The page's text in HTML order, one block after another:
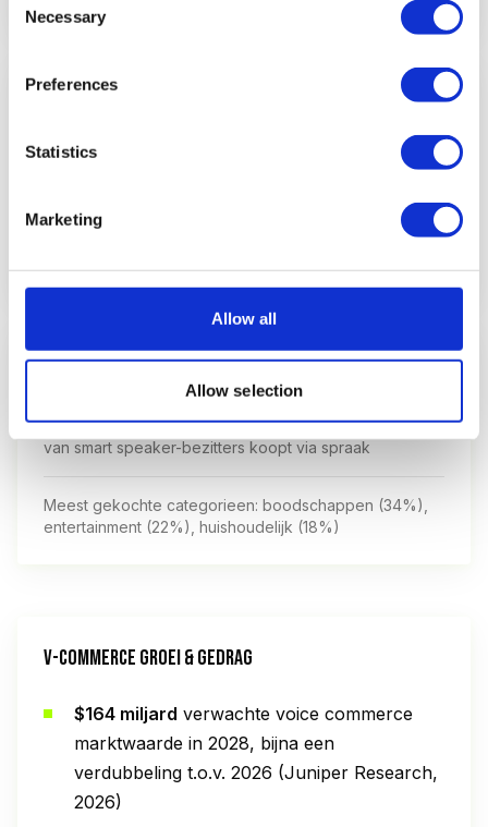
Selection
Necessary
Preferences
Statistics
Marketing
Allow all
Allow selection
GEM. ORDERWAARDE
€47
VOICE SHOPPERS
38%
van smart speaker-bezitters koopt via spraak
Meest gekochte categorieen: boodschappen (34%),
entertainment (22%), huishoudelijk (18%)
V-COMMERCE GROEI & GEDRAG
$164 miljard verwachte voice commerce
marktwaarde in 2028, bijna een
verdubbeling t.o.v. 2026 (Juniper Research,
2026)